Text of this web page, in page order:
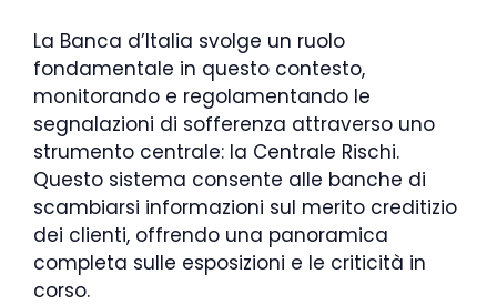
La Banca d’Italia svolge un ruolo
fondamentale in questo contesto,
monitorando e regolamentando le
segnalazioni di sofferenza attraverso uno
strumento centrale: la Centrale Rischi.
Questo sistema consente alle banche di
scambiarsi informazioni sul merito creditizio
dei clienti, offrendo una panoramica
completa sulle esposizioni e le criticità in
corso.